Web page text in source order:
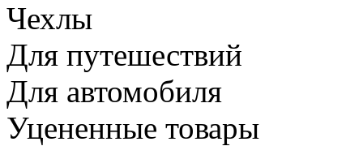
Чехлы
Для путешествий
Для автомобиля
Уцененные товары